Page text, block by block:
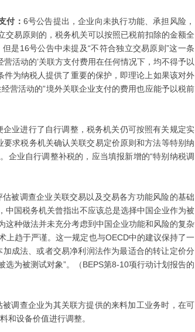
付： 6号公告提出，企业向未执行功能、承担风险，
易原则的，税务机关可以按照已税前扣除的金额全
是16号公告中未提及“不符合独立交易原则”这一条
活动的’关联方支付费用在任何情况下，均不得予以
件为纳税人提供了重要的保护，即理论上如果该对外
营活动的”境外关联企业支付的费用也应能予以税前
企业进行了自行调整，税务机关仍可按照有关规定实
求税务机关确认关联交易定价原则和方法等特别纳
企业自行调整补税的，应当填报新增的“特别纳税调
被调查企业关联交易以及交易各方功能风险的基础
国税务机关曾指出不应该总是选择中国企业作为被
种做法并未充分考虑到中国企业功能和风险的复杂
上趋于严谨。这一规定也与OECD中的建议保持了一
成法、或者交易净利润法作为最适合的转让定价分
为被测试对象”。（BEPS第8-10项行动计划报告的
调查企业为其关联方提供的来料加工业务时，在可
和设备价值进行调整。